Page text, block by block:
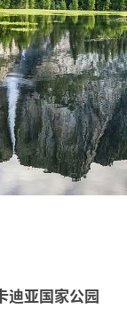
迪亚国家公园